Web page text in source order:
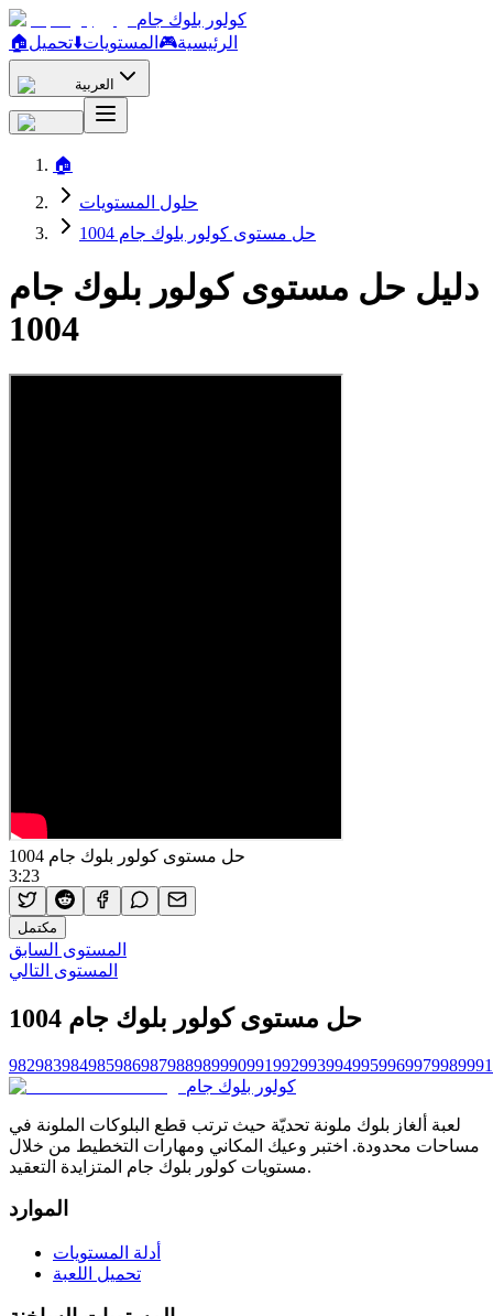
كولور بلوك جام
🏠
الرئيسية🎮 المستويات⬇️تحميل
العربية
🏠
حلول المستويات
حل مستوى كولور بلوك جام 1004
دليل حل مستوى كولور بلوك جام
1004
حل مستوى كولور بلوك جام 1004
3:23
مكتمل
المستوى السابق
المستوى التالي
حل مستوى كولور بلوك جام 1004
982983984985986987988989990991992993994995996997998999
كولور بلوك جام
لعبة ألغاز بلوك ملونة تحديّة حيث ترتب قطع البلوكات الملونة في
مساحات محدودة. اختبر وعيك المكاني ومهارات التخطيط من خلال
مستويات كولور بلوك جام المتزايدة التعقيد.
الموارد
أدلة المستويات
تحميل اللعبة